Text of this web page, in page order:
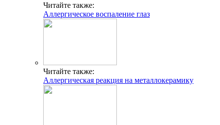
Читайте также:
Аллергическое воспаление глаз
Читайте также:
Аллергическая реакция на металлокерамику